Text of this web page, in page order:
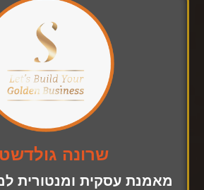
שרונה
מאמנת עסקית ומנטורית